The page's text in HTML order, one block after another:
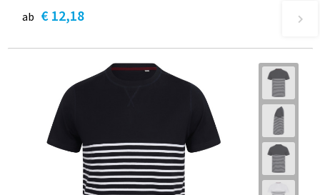
ab € 12,18